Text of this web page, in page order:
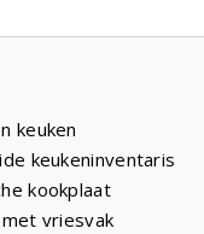
keuken
keukeninventaris
kookplaat
vriesvak